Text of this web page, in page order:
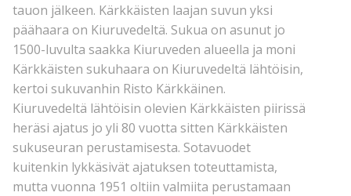
tauon jälkeen. Kärkkäisten laajan suvun yksi
päähaara on Kiuruvedeltä. Sukua on asunut jo
1500-luvulta saakka Kiuruveden alueella ja moni
Kärkkäisten sukuhaara on Kiuruvedeltä lähtöisin,
kertoi sukuvanhin Risto Kärkkäinen.
Kiuruvedeltä lähtöisin olevien Kärkkäisten piirissä
heräsi ajatus jo yli 80 vuotta sitten Kärkkäisten
sukuseuran perustamisesta. Sotavuodet
kuitenkin lykkäsivät ajatuksen toteuttamista,
mutta vuonna 1951 oltiin valmiita perustamaan